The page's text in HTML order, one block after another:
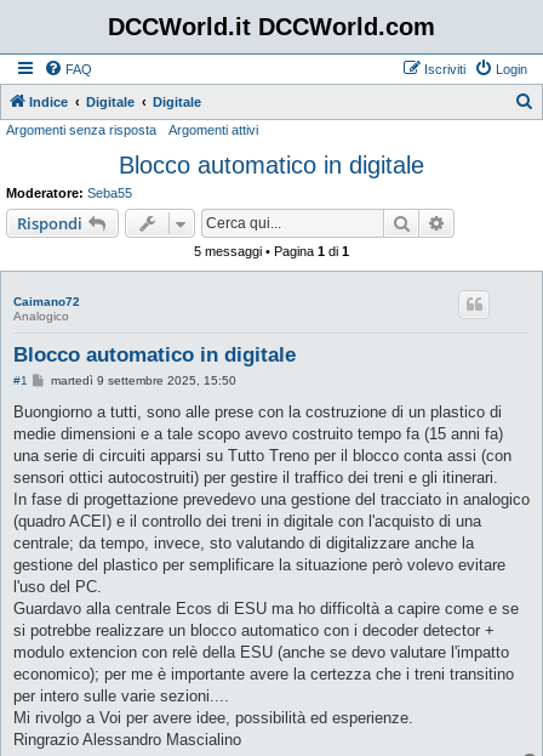
DCCWorld.it DCCWorld.com
FAQ Login
Iscriviti
Indice Digitale Digitale
Argomenti senza risposta Argomenti attivi
Blocco automatico in digitale
Moderatore: Seba55
Rispondi Cerca
5 messaggi • Pagina 1 di 1
Caimano72
Analogico
Blocco automatico in digitale
#1
M
s
s
a
g
i
o
martedì 9 settembre 2025, 15:50
Buongiorno a tutti, sono alle prese con la costruzione di un plastico di
medie dimensioni e a tale scopo avevo costruito tempo fa (15 anni fa)
una serie di circuiti apparsi su Tutto Treno per il blocco conta assi (con
sensori ottici autocostruiti) per gestire il traffico dei treni e gli itinerari.
In fase di progettazione prevedevo una gestione del tracciato in analogico
(quadro ACEI) e il controllo dei treni in digitale con l'acquisto di una
centrale; da tempo, invece, sto valutando di digitalizzare anche la
gestione del plastico per semplificare la situazione però volevo evitare
l'uso del PC.
Guardavo alla centrale Ecos di ESU ma ho difficoltà a capire come e se
si potrebbe realizzare un blocco automatico con i decoder detector +
modulo extencion con relè della ESU (anche se devo valutare l'impatto
economico); per me è importante avere la certezza che i treni transitino
per intero sulle varie sezioni....
Mi rivolgo a Voi per avere idee, possibilità ed esperienze.
Ringrazio Alessandro Mascialino